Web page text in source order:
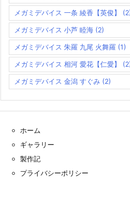
メガミデバイス 一条 綾香【英俊】
メガミデバイス 小芦 睦海 (2)
メガミデバイス 朱羅 九尾 火舞羅 (1)
メガミデバイス 相河 愛花【仁愛】
メガミデバイス 金潟 すぐみ (2)
ホーム
ギャラリー
製作記
プライバシーポリシー